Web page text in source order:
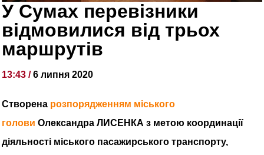
У Сумах перевізники
відмовилися від трьох
маршрутів
13:43 /6 липня 2020
Створена розпорядженням міського
головиОлександра ЛИСЕНКА з метою координації
діяльності міського пасажирського транспорту,